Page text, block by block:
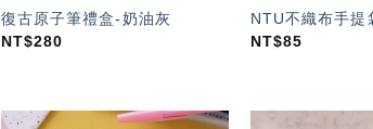
復古原子筆禮盒-奶油灰
NT$280
NTU不織布手提
NT$85